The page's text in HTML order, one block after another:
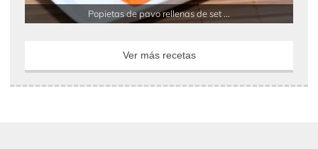
Popietas de pavo rellenas de set ...
Ver más recetas